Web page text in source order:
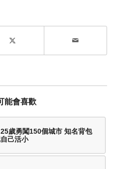
能會喜歡
25歲勇闖150個城市 知名背包
己活小